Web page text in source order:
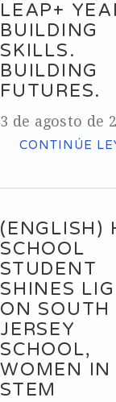
LEAP+
BUILDING
SKILLS.
BUILDING
FUTURES.
3 de agosto de
CONTINÚE
(ENGLISH)
SCHOOL
STUDENT
SHINES
ON SOUTH
JERSEY
SCHOOL,
WOMEN IN
STEM